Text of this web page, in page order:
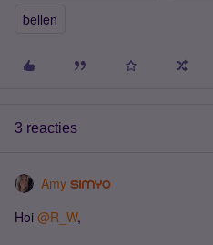
bellen
3 reacties
Amy
Hoi ​ @R_W,